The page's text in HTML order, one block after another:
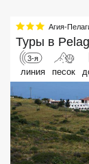
Агия-
Туры в
3-я
линия песок
Северный Гоа
Южный Гоа
Занзибар
Абхазия
Большой Сочи